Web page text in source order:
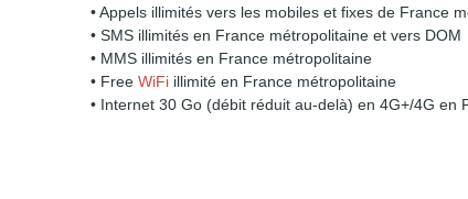
• Appels illimités vers les mobiles et fixes de France
• SMS illimités en France métropolitaine et vers DOM
• MMS illimités en France métropolitaine
• Free WiFi illimité en France métropolitaine
• Internet 30 Go (débit réduit au-delà) en 4G+/4G en